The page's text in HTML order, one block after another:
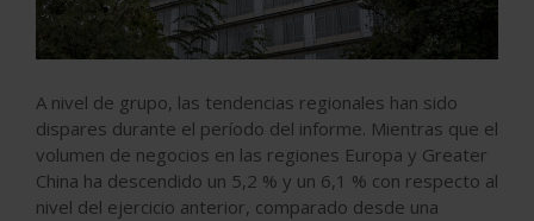
A nivel de grupo, las tendencias regionales han sido
dispares durante el período del informe. Mientras que el
volumen de negocios en las regiones Europa y Greater
China ha descendido un 5,2 % y un 6,1 % con respecto al
nivel del ejercicio anterior, comparado desde una